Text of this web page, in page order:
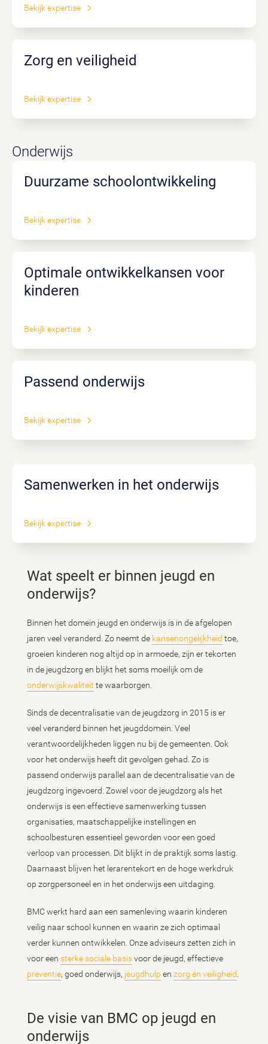
Bekijk expertise
Zorg en veiligheid
Bekijk expertise
Onderwijs
Duurzame schoolontwikkeling
Bekijk expertise
Optimale ontwikkelkansen voor
kinderen
Bekijk expertise
Passend onderwijs
Bekijk expertise
Samenwerken in het onderwijs
Bekijk expertise
Wat speelt er binnen jeugd en
onderwijs?
Binnen het domein jeugd en onderwijs is in de afgelopen
jaren veel veranderd. Zo neemt de kansenongelijkheid toe,
groeien kinderen nog altijd op in armoede, zijn er tekorten
in de jeugdzorg en blijkt het soms moeilijk om de
onderwijskwaliteit te waarborgen.
Sinds de decentralisatie van de jeugdzorg in 2015 is er
veel veranderd binnen het jeugddomein. Veel
verantwoordelijkheden liggen nu bij de gemeenten. Ook
voor het onderwijs heeft dit gevolgen gehad. Zo is
passend onderwijs parallel aan de decentralisatie van de
jeugdzorg ingevoerd. Zowel voor de jeugdzorg als het
onderwijs is een effectieve samenwerking tussen
organisaties, maatschappelijke instellingen en
schoolbesturen essentieel geworden voor een goed
verloop van processen. Dit blijkt in de praktijk soms lastig.
Daarnaast blijven het lerarentekort en de hoge werkdruk
op zorgpersoneel en in het onderwijs een uitdaging.
BMC werkt hard aan een samenleving waarin kinderen
veilig naar school kunnen en waarin ze zich optimaal
verder kunnen ontwikkelen. Onze adviseurs zetten zich in
voor een sterke sociale basisvoor de jeugd, effectieve
preventie, goed onderwijs, jeugdhulp en zorg en veiligheid
De visie van BMC op jeugd en
onderwijs